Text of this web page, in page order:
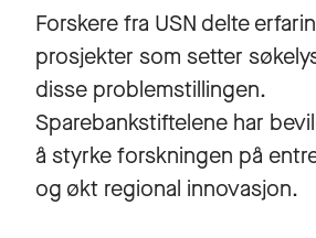
Forskere fra USN delte
prosjekter som setter
disse problemstillingen.
Sparebankstiftelene har
å styrke forskningen på
og økt regional innovasjon.